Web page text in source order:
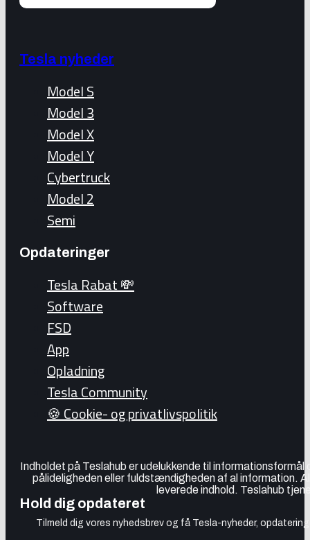
Tesla nyheder
Model S
Model 3
Model X
Model Y
Cybertruck
Model 2
Semi
Opdateringer
Tesla Rabat 💸
Software
FSD
App
Opladning
Tesla Community
🍪 Cookie- og privatlivspolitik
Indholdet på Teslahub er udelukkende til
pålideligheden eller fuldstændigheden af al information.
leverede indhold. Teslahub
Hold dig opdateret
Tilmeld dig vores nyhedsbrev og få Tesla-nyheder,